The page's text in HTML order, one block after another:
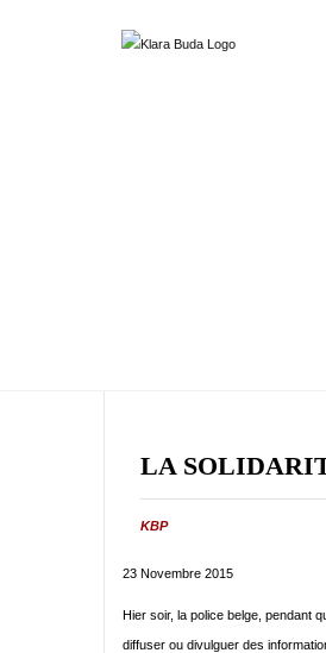
LA
KBP
23 Novembre 2015
Hier soir, la police belge, pendant
diffuser ou divulguer des